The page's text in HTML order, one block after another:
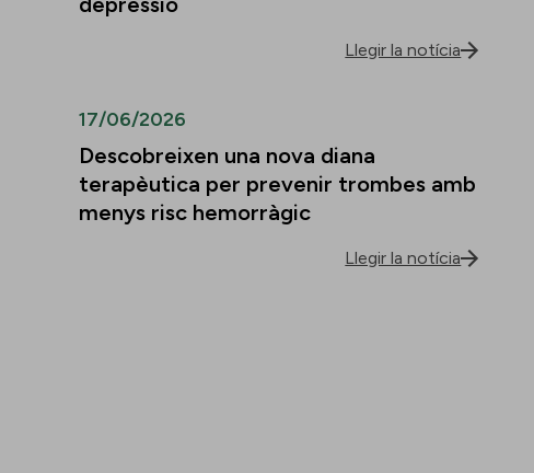
Llegir la notícia
17/06/2026
Descobreixen una nova diana
terapèutica per prevenir trombes amb
menys risc hemorràgic
Llegir la notícia